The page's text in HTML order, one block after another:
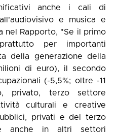
anche i cali di
e musica e
nel Rapporto, "Se il primo
per importanti
della generazione della
di euro), il secondo
(-5,5%; oltre -11
privato, terzo settore
culturali e creative
privati e del terzo
anche in altri settori